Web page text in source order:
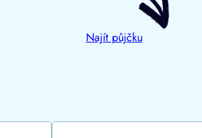
Najít půjčku